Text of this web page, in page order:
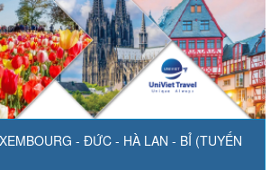
- ĐỨC - HÀ LAN - BỈ (TUYẾN